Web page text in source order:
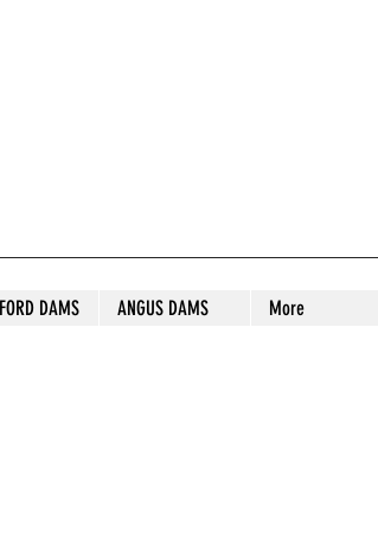
DAMS ANGUS DAMS More